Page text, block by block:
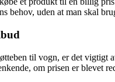
behov, uden at man skal
til vogn, er det vigtigt
om prisen er blevet